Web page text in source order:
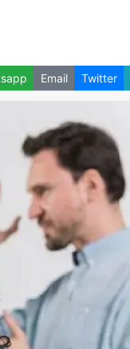
Email Twitter